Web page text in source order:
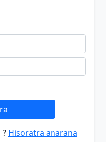
Hisoratra anarana